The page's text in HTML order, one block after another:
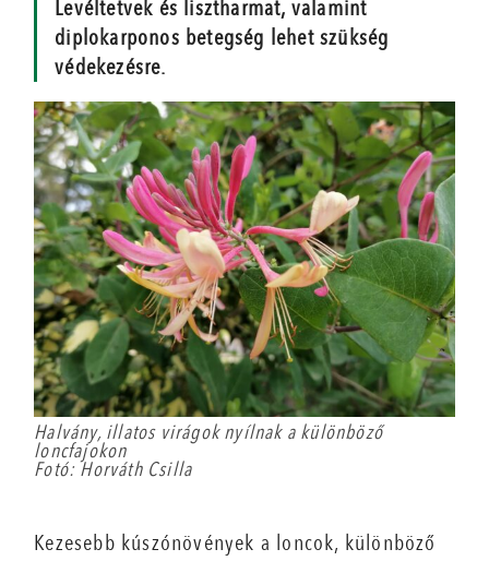
Levéltetvek és lisztharmat, valamint
diplokarponos betegség lehet szükség
védekezésre.
Halvány, illatos virágok nyílnak a különböző
loncfajokon
Fotó: Horváth Csilla
Kezesebb kúszónövények a loncok, különböző